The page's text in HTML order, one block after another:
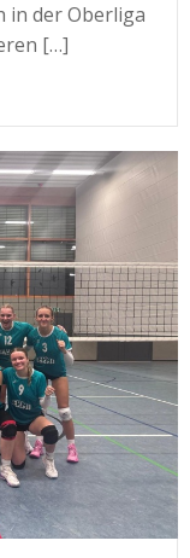
in der Oberliga
[…]